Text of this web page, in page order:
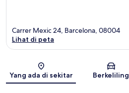
Peta
Carrer Mexic 24, Barcelona, 08004
Lihat di peta
Yang ada di sekitar Berkeliling